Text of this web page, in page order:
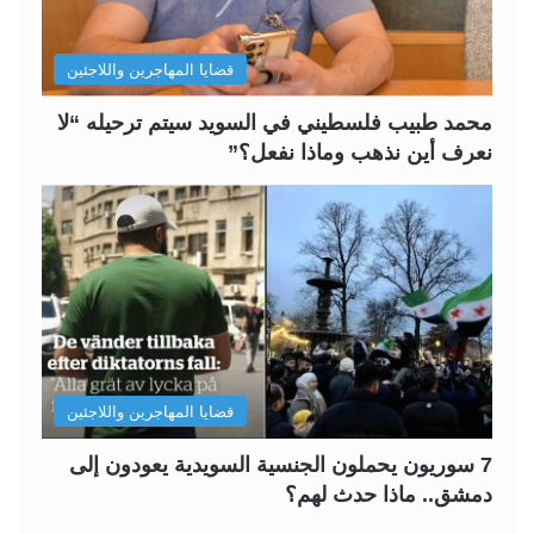
ب
ق
ا
ل
ي
قضايا المهاجرين واللاجئين
محمد طبيب فلسطيني في السويد سيتم ترحيله “لا
نعرف أين نذهب وماذا نفعل؟”
قضايا المهاجرين واللاجئين
7 سوريون يحملون الجنسية السويدية يعودون إلى
دمشق.. ماذا حدث لهم؟